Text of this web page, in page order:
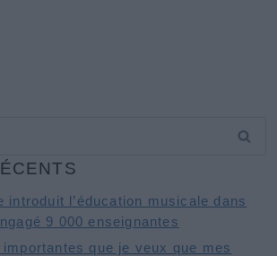
introduit l’éducation musicale dans
9 000 enseignantes
que je veux que mes